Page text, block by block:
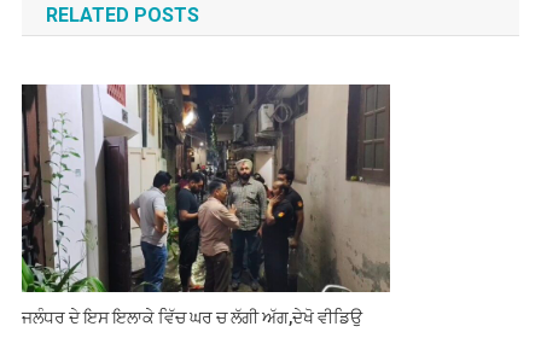
RELATED POSTS
ਜਲੰਧਰ ਦੇ ਇਸ ਇਲਾਕੇ ਵਿੱਚ ਘਰ ਚ ਲੱਗੀ ਅੱਗ,ਦੇਖੋ ਵੀਡਿਉ